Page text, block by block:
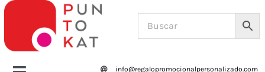
Saltar
contenido
info@regalopromocionalpersonalizado.com